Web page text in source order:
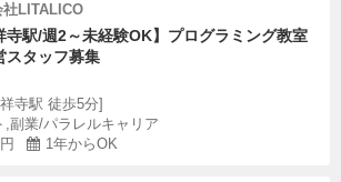
社LITALICO
寺駅/週2～未経験OK】プログラミング教室
スタッフ募集
寺駅 徒歩5分]
,副業/パラレルキャリア
1年からOK